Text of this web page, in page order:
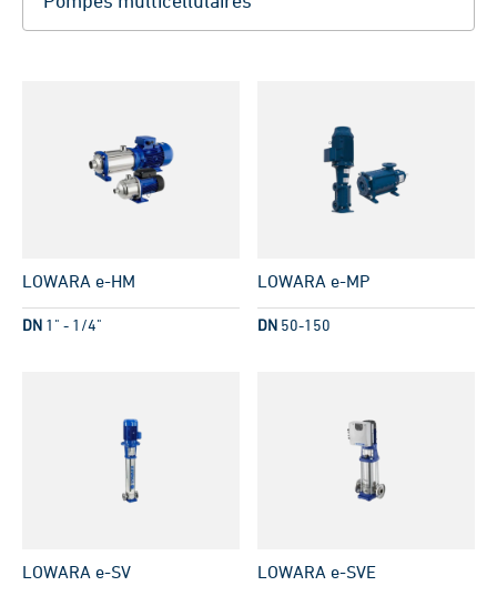
LOWARA e-HM
DN 1" - 1/4"
LOWARA e-MP
DN 50-150
LOWARA e-SV LOWARA e-SVE